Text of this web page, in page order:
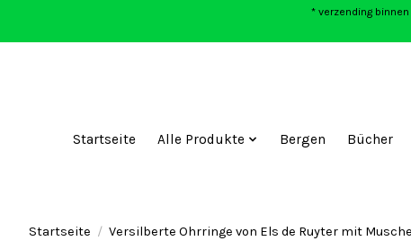
* verzending
Startseite Alle Produkte Bergen Bücher
Startseite / Versilberte Ohrringe von Els de Ruyter mit